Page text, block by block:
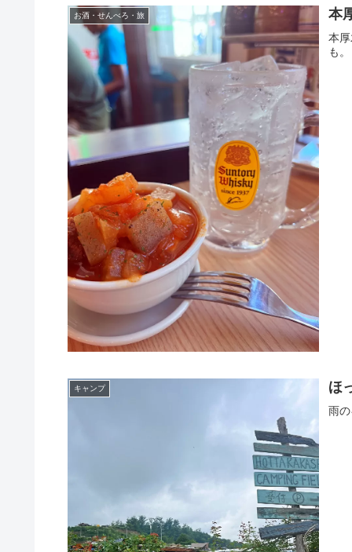
お酒・せんべろ・旅 本
本
も。
キャンプ ほ
雨